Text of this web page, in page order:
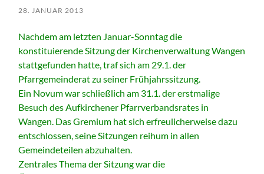
28. JANUAR 2013
Nachdem am letzten Januar-Sonntag die
konstituierende Sitzung der Kirchenverwaltung Wangen
stattgefunden hatte, traf sich am 29.1. der
Pfarrgemeinderat zu seiner Frühjahrssitzung.
Ein Novum war schließlich am 31.1. der erstmalige
Besuch des Aufkirchener Pfarrverbandsrates in
Wangen. Das Gremium hat sich erfreulicherweise dazu
entschlossen, seine Sitzungen reihum in allen
Gemeindeteilen abzuhalten.
Zentrales Thema der Sitzung war die